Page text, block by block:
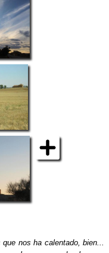
nos ha calentado, bien...